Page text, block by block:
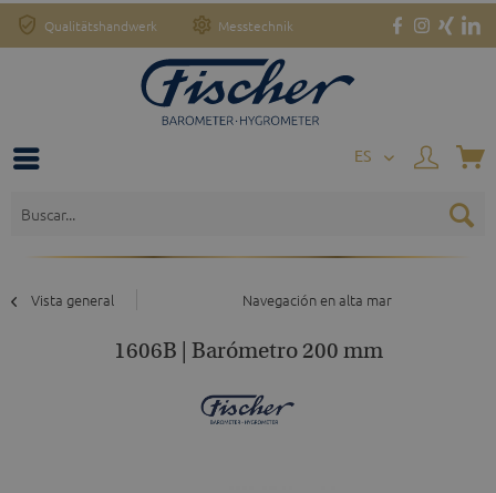
Qualitätshandwerk Messtechnik
ES
Vista general Navegación en alta mar
1606B | Barómetro 200 mm